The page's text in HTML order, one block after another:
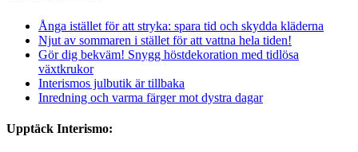
Ånga istället för att stryka: spara tid och skydda kläderna
Njut av sommaren i stället för att vattna hela tiden!
Gör dig bekväm! Snygg höstdekoration med tidlösa
växtkrukor
Interismos julbutik är tillbaka
Inredning och varma färger mot dystra dagar
Upptäck Interismo: